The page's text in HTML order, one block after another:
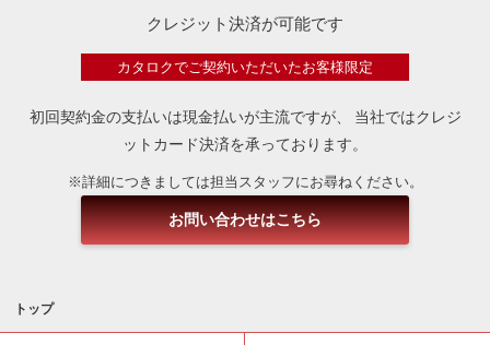
クレジット決済が可能です
カタロクでご契約いただいたお客様限定
初回契約金の支払いは現金払いが主流ですが、
当社ではクレジ
ットカード決済を承っております。
※詳細につきましては担当スタッフにお尋ねください。
お問い合わせはこちら
トップ